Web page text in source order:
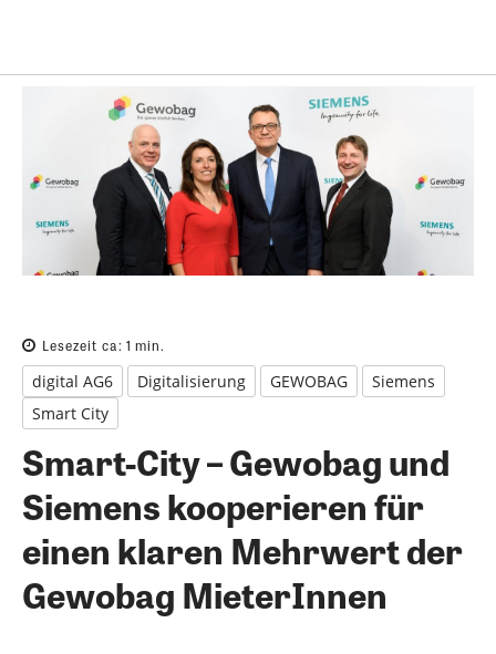
Lesezeit ca: 1 min.
digital AG6 Digitalisierung GEWOBAG
Siemens
Smart City
Smart-City – Gewobag und
Siemens kooperieren für
einen klaren Mehrwert der
Gewobag MieterInnen